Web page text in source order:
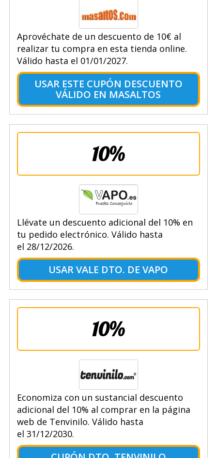
Aprovéchate de un descuento de 10€ al
realizar tu compra en esta tienda online.
Válido hasta el 01/01/2027.
USAR ESTE CUPÓN DESCUENTO
VÁLIDO EN MASALTOS
10%
Llévate un descuento adicional del 10% en
tu pedido electrónico. Válido hasta
el 28/12/2026.
USAR VALE DTO. DE VAPO
10%
Economiza con un sustancial descuento
adicional del 10% al comprar en la página
web de Tenvinilo. Válido hasta
el 31/12/2030.